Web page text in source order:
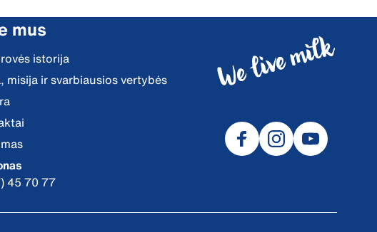
mus
istorija
misija ir svarbiausios vertybės
45 70 77